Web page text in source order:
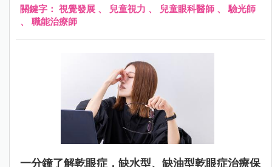
關鍵字： 視覺發展 、 兒童視力 、 兒童眼科醫師 、驗光師
、 職能治療師
一分鐘了解乾眼症，​​​​​​​缺水型、缺油型乾眼症治療保